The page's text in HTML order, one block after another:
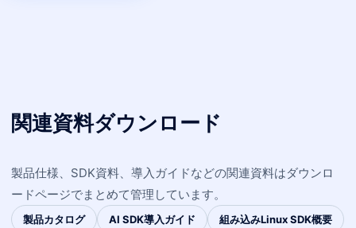
関連資料ダウンロード
製品仕様、SDK資料、導入ガイドなどの関連資料はダウンロ
ードページでまとめて管理しています。
製品カタログ AI SDK導入ガイド 組み込みLinux SDK概要